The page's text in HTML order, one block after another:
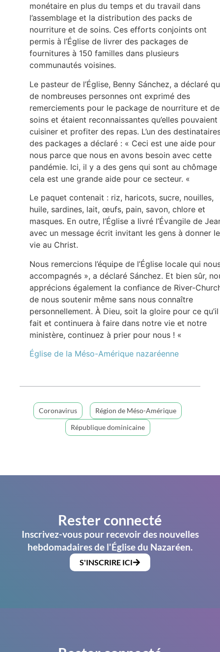
monétaire en plus du temps et du travail dans
l’assemblage et la distribution des packs de
nourriture et de soins. Ces efforts conjoints ont
permis à l’Église de livrer des packages de
fournitures à 150 familles dans plusieurs
communautés voisines.
Le pasteur de l’Église, Benny Sánchez, a déclaré
de nombreuses personnes ont exprimé des
remerciements pour le package de nourriture et de
soins et étaient reconnaissantes qu’elles pouvaient
cuisiner et profiter des repas. L’un des
des packages a déclaré : « Ceci est une aide pour
nous parce que nous en avons besoin avec cette
pandémie. Ici, il y a des gens qui sont au chômage
cela est une grande aide pour ce secteur. «
Le paquet contenait : riz, haricots, sucre, nouilles,
huile, sardines, lait, œufs, pain, savon, chlore et
masques. En outre, l’Église a livré l’Évangile de
avec un message écrit invitant les gens à donner
vie au Christ.
Nous remercions l’équipe de l’Église locale qui
accompagnés », a déclaré Sánchez. Et bien sûr,
apprécions également la confiance de River-
de nous soutenir même sans nous connaître
personnellement. À Dieu, soit la gloire pour ce qu’il
fait et continuera à faire dans notre vie et notre
ministère, continuez à prier pour nous ! «
Église de la Méso-Amérique nazaréenne
Coronavirus
Région de Méso-Amérique
République dominicaine
Rester connecté
Inscrivez-vous pour recevoir des nouvelles
hebdomadaires de l'Église du Nazaréen.
S'INSCRIRE ICI